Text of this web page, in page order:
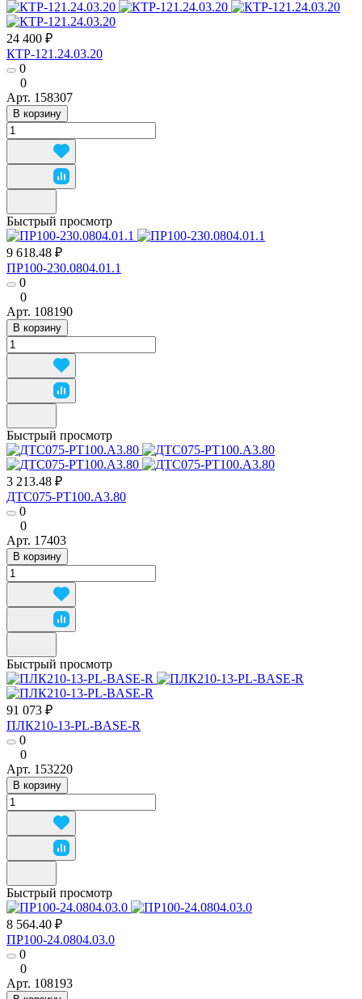
24 400 ₽
КТР-121.24.03.20
0
0
Арт. 158307
В корзину
Быстрый просмотр
9 618.48 ₽
ПР100-230.0804.01.1
0
0
Арт. 108190
В корзину
Быстрый просмотр
3 213.48 ₽
ДТС075-РТ100.А3.80
0
0
Арт. 17403
В корзину
Быстрый просмотр
91 073 ₽
ПЛК210-13-PL-BASE-R
0
0
Арт. 153220
В корзину
Быстрый просмотр
8 564.40 ₽
ПР100-24.0804.03.0
0
0
Арт. 108193